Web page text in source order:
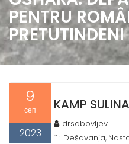
PENTRU
PRETUTINDENI
9
сеп
2023
KAMP
drsabovljev
Dešavanja,